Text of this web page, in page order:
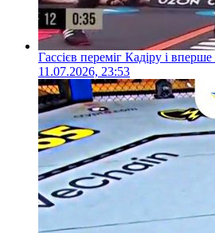
Гассієв переміг Кадіру і
11.07.2026, 23:53